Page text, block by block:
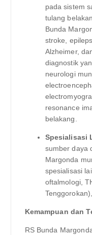
pada sistem
tulang
Bunda
stroke,
Alzheimer,
diagnostik
neurologi
resonance
belakang.
Spesialisasi
sumber daya
Margonda
spesialisasi
oftalmologi,
Kemampuan dan
RS Bunda